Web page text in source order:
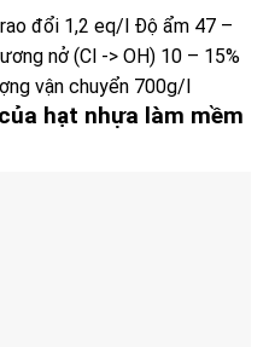
đổi 1,2 eq/l Độ ẩm 47 –
nở (Cl -> OH) 10 – 15%
vận chuyển 700g/l
hạt nhựa làm mềm